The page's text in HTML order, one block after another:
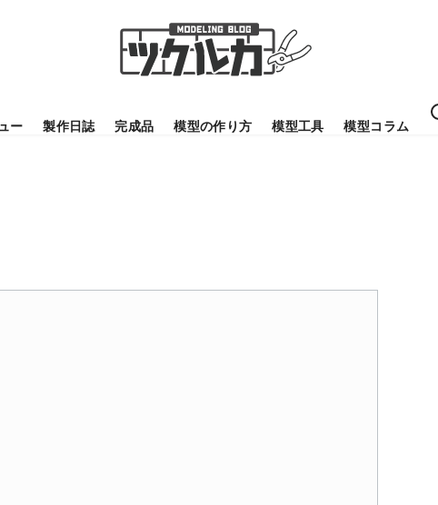
ー 製作日誌 完成品 模型の作り方 模型工具 模型コラム